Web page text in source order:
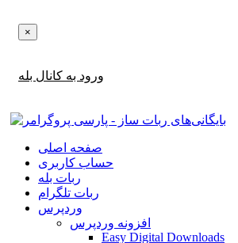
×
ورود به کانال بله
صفحه اصلی
حساب کاربری
ربات بله
ربات تلگرام
وردپرس
افزونه وردپرس
Easy Digital Downloads